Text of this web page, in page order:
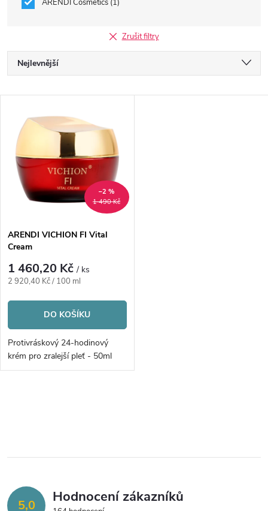
ARENDI Cosmetics 1
Zrušit filtry
Ř
a
e
n
p
r
o
d
u
ů
Nejlevnější
Abecedně
ý
p
s
p
r
o
d
u
ů
1 490 Kč
–2 %
ARENDI VICHION FI Vital
Cream
1 460,20 Kč/ ks
Měrná
2 920,40 Kč / 100 ml
DO KOŠÍKU
Protivráskový 24-hodinový
krém pro zralejší pleť - 50ml
l
d 5,0 Hodnocení zákazníků